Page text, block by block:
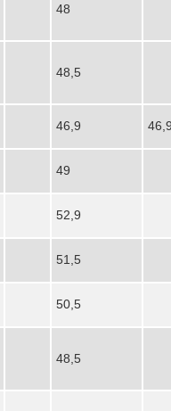
48
48,5
46,9
49
52,9
51,5
50,5
48,5